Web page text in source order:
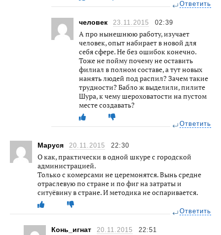
Ответить
человек 23.11.2015 02:39
А про нынешнюю работу, изучает
человек, опыт набирает в новой для
себя сфере. Не без ошибок конечно.
Тоже не пойму почему не оставить
филиал в полном составе, а тут новых
нанять людей под распил? Зачем такие
трудности? Бабло ж выделили, пилите
Шура, к чему шероховатости на пустом
месте создавать?
Ответить
Маруся 20.11.2015 22:30
О как, практически в одной шкуре с городской
администрацией.
Только с комерсами не церемонятся. Вынь средне
отраслевую по стране и по фиг на затраты и
ситуёвину в стране. И методика не оспаривается.
Ответить
Конь_игнат 20.11.2015 22:51